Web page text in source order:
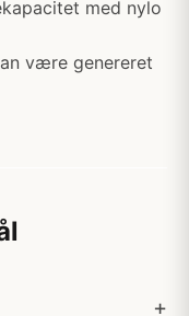
med nylo
være genereret